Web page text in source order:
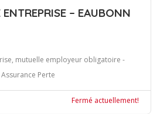
– EAUBONN
mutuelle employeur obligatoire -
Perte
Fermé actuellement!